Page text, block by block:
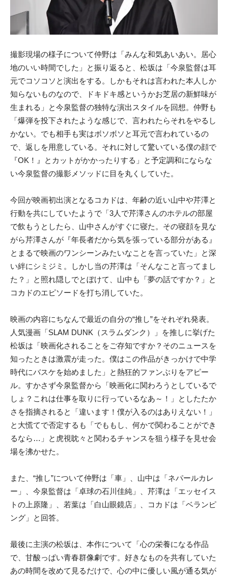
撮影現場の様子について仲野は「みんな和気あいあい。居心
地のいい時間でした」と振り返ると、松坂は「今泉監督は耳
元でコソコソと演出をする。しかもそれは言われた本人しか
知らないものなので、ドキドキ感というかお芝居の新鮮味が
生まれる」と今泉監督の独特な演出スタイルを回想。仲野も
「爆弾を投下されたような感じで、言われたらそれをやるし
かない。でも相手も実はボソボソと耳元で言われているの
で、返しを用意している。それに対して驚いている僕の顔で
『OK！』とカットがかかったりする」と予定調和にならな
い今泉監督の撮影メソッドに目を丸くしていた。
今回が映画初出演となるコカドは、年齢の近い山中や芹澤と
行動を共にしていたようで「3人で芹澤さんのホテルの部屋
で飲もうとしたら、山中さんがすぐに寝た。その寝顔を見な
がら芹澤さんが『年長者だから気を張っている部分がある』
とまるで映画のワンシーンみたいなことを言っていた」と深
い絆にシミジミ。しかし当の芹澤は「そんなこと言ってまし
た？」と照れ隠しでとぼけて、山中も「夢の話ですか？」と
コカドのエピソードを打ち消していた。
映画の内容にちなんで最近の自分の“推し”をそれぞれ発表。
人気漫画「SLAM DUNK（スラムダンク）」を推しに挙げた
松坂は「映画化されることをご存知ですか？そのニュースを
知ったときは激震が走った。僕はこの作品がきっかけで中学
時代にバスケを始めました」と熱狂的ファンぶりをアピー
ル。すかさず今泉監督から「映画化に関わろうとしているで
しょ？これは仕事を取りに行っているなあ～！」としたたか
さを指摘されると「違います！僕が入るのはありえない！」
と大慌てで否定するも「でももし、何かで関わることができ
るなら…」と虎視眈々と関わるチャンスを狙う様子を見せ会
場を沸かせた。
また、“推し”について仲野は「車」、山中は「ネパールカレ
ー」、今泉監督は「卓球の石川佳純」、芹澤は「エッセイス
トの上原隆」、若葉は「白山眼鏡店」、コカドは「ベランピ
ング」と回答。
最後に主演の松坂は、本作について「心の栄養になる作品
で、甘酸っぱい青春群像劇です。好きなものを共有していた
あの時間を改めて見るだけで、心の中に優しい風が通る気が